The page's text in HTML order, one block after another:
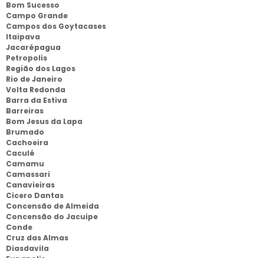
Bom Sucesso
Campo Grande
Campos dos Goytacases
Itaipava
Jacarépagua
Petropolis
Região dos Lagos
Rio de Janeiro
Volta Redonda
Barra da Estiva
Barreiras
Bom Jesus da Lapa
Brumado
Cachoeira
Caculé
Camamu
Camassari
Canavieiras
Cicero Dantas
Concensão de Almeida
Concensão do Jacuipe
Conde
Cruz das Almas
Diasdavila